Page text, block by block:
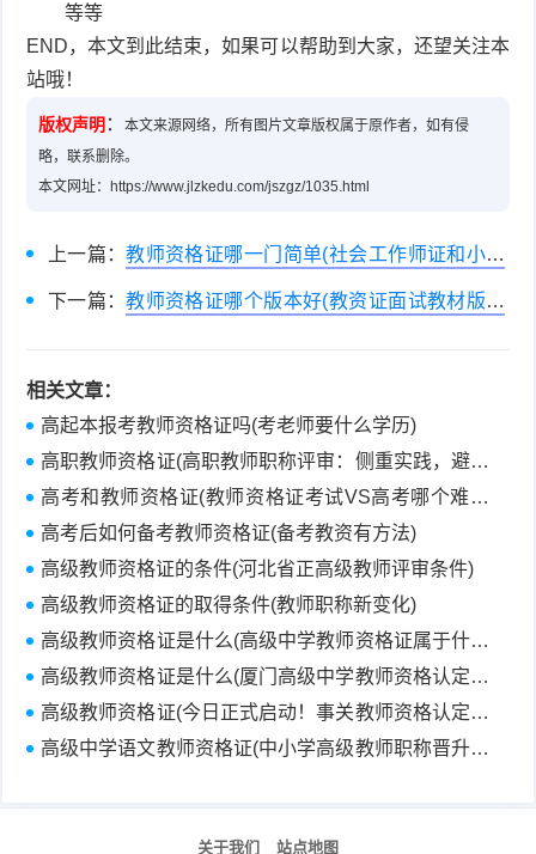
等等
END，本文到此结束，如果可以帮助到大家，还望关注本
站哦！
版权声明 ：本文来源网络，所有图片文章版权属于原作者，如有侵
略，联系删除。
本文网址：https://www.jlzkedu.com/jszgz/1035.html
上一篇：教师资格证哪一门简单(社会工作师证和小学
下一篇：教师资格证哪个版本好(教资证面试教材版本
相关文章：
高起本报考教师资格证吗(考老师要什么学历)
高职教师资格证(高职教师职称评审：侧重实践，避开
科研内卷)
高考和教师资格证(教师资格证考试VS高考哪个难度
更大？)
高考后如何备考教师资格证(备考教资有方法)
高级教师资格证的条件(河北省正高级教师评审条件)
高级教师资格证的取得条件(教师职称新变化)
高级教师资格证是什么(高级中学教师资格证属于什么
级别？)
高级教师资格证是什么(厦门高级中学教师资格认定办
理指南)
高级教师资格证(今日正式启动！事关教师资格认定，
这些事要注意)
高级中学语文教师资格证(中小学高级教师职称晋升易
关于我们 站点地图